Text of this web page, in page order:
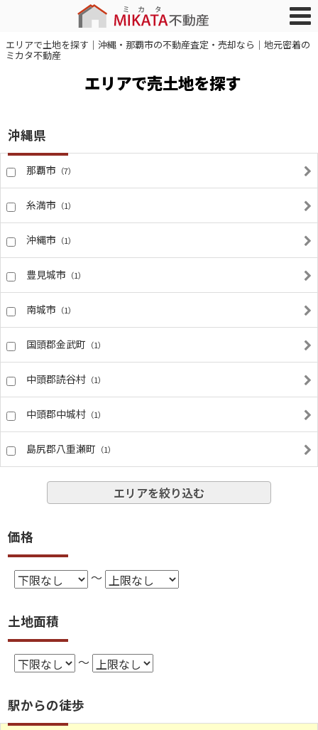
エリアで土地を探す｜沖縄・那覇市の不動産査定・売却なら｜地元密着の
ミカタ不動産
エリアで売土地を探す
沖縄県
那覇市 （7）
糸満市 （1）
沖縄市 （1）
豊見城市 （1）
南城市 （1）
国頭郡金武町 （1）
中頭郡読谷村 （1）
中頭郡中城村 （1）
島尻郡八重瀬町 （1）
エリアを絞り込む
価格
～
土地面積
～
駅からの徒歩